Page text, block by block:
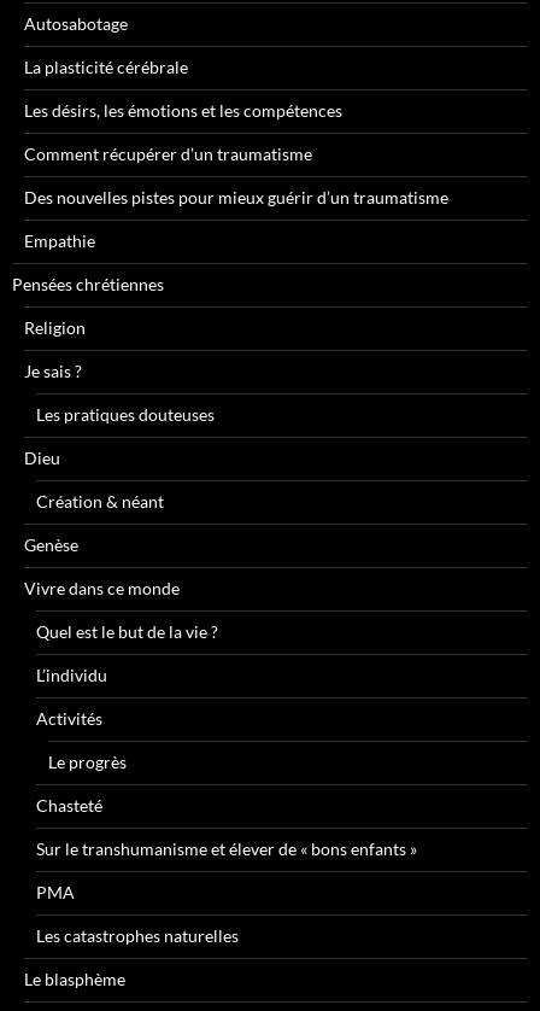
Autosabotage
La plasticité cérébrale
Les désirs, les émotions et les compétences
Comment récupérer d’un traumatisme
Des nouvelles pistes pour mieux guérir d’un traumatisme
Empathie
Pensées chrétiennes
Religion
Je sais ?
Les pratiques douteuses
Dieu
Création & néant
Genèse
Vivre dans ce monde
Quel est le but de la vie ?
L’individu
Activités
Le progrès
Chasteté
Sur le transhumanisme et élever de « bons enfants »
PMA
Les catastrophes naturelles
Le blasphème